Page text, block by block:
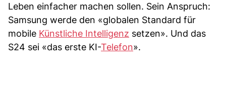
Leben einfacher machen sollen. Sein Anspruch:
Samsung werde den «globalen Standard für
mobile Künstliche Intelligenz setzen». Und das
S24 sei «das erste KI-Telefon».